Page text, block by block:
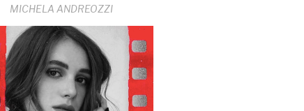
MICHELA ANDREOZZI